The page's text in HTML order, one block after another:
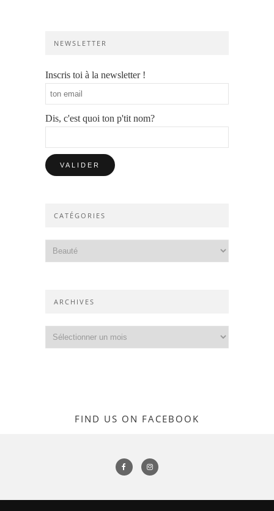
NEWSLETTER
Inscris toi à la newsletter !
Dis, c'est quoi ton p'tit nom?
CATÉGORIES
ARCHIVES
FIND US ON FACEBOOK